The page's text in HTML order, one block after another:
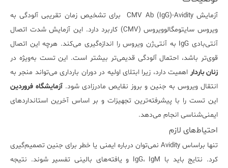
آزمایشCMV Ab (IgG)-Avidity
برای تشخیص زمان تقریبی آلودگی به
ویروس سایتومگالوویروس (CMV) کاربرد دارد. این آزمایش شدت اتصال
آنتی‌بادی IgG به آنتی‌ژن ویروس را اندازه‌گیری می‌کند. هرچه این اتصال
قوی‌تر باشد، احتمال آلودگی قدیمی‌تر بیشتر است. این تست به‌ویژه در
زنان باردار اهمیت دارد، زیرا ابتلای اولیه در دوران بارداری می‌تواند منجر به
انتقال ویروس به جنین و بروز نقایص مادرزادی شود. آزمایشگاه فروردین
این تست را با پیشرفته‌ترین تجهیزات و بر اساس آخرین استانداردهای
ایمنی‌شناسی انجام می‌دهد.
احتیاط‌های لازم
تنها براساس Avidity نمی‌توان درباره ایمنی یا خطر برای جنین تصمیم‌گیری
کرد. نتایج باید با IgG، IgM و یافته‌های بالینی تفسیر شوند. نتیجه